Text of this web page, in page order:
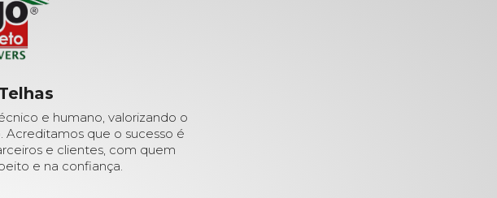
e humano, valorizando o
que o sucesso é
e clientes, com quem
e na confiança.